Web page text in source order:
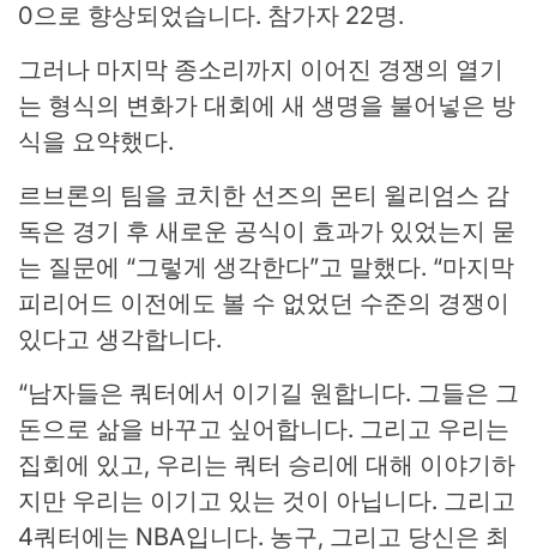
0으로 향상되었습니다. 참가자 22명.
그러나 마지막 종소리까지 이어진 경쟁의 열기
는 형식의 변화가 대회에 새 생명을 불어넣은 방
식을 요약했다.
르브론의 팀을 코치한 선즈의 몬티 윌리엄스 감
독은 경기 후 새로운 공식이 효과가 있었는지 묻
는 질문에 “그렇게 생각한다”고 말했다. “마지막
피리어드 이전에도 볼 수 없었던 수준의 경쟁이
있다고 생각합니다.
“남자들은 쿼터에서 이기길 원합니다. 그들은 그
돈으로 삶을 바꾸고 싶어합니다. 그리고 우리는
집회에 있고, 우리는 쿼터 승리에 대해 이야기하
지만 우리는 이기고 있는 것이 아닙니다. 그리고
4쿼터에는 NBA입니다. 농구, 그리고 당신은 최